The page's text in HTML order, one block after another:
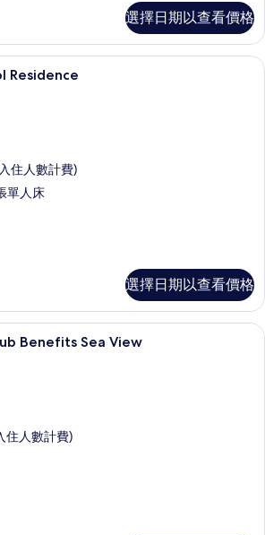
選擇日期以查看價格
Residence
住人數計費)
單人床
選擇日期以查看價格
Duplex Suite with Club Benefits Sea
Benefits Sea View
住人數計費)